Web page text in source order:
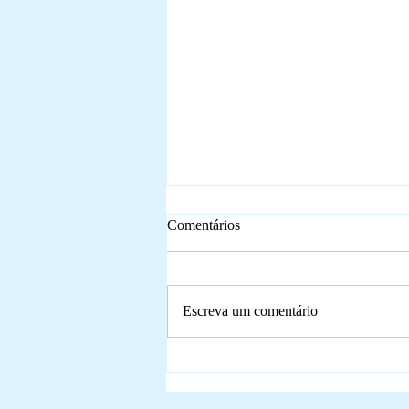
Comentários
Escreva um comentário